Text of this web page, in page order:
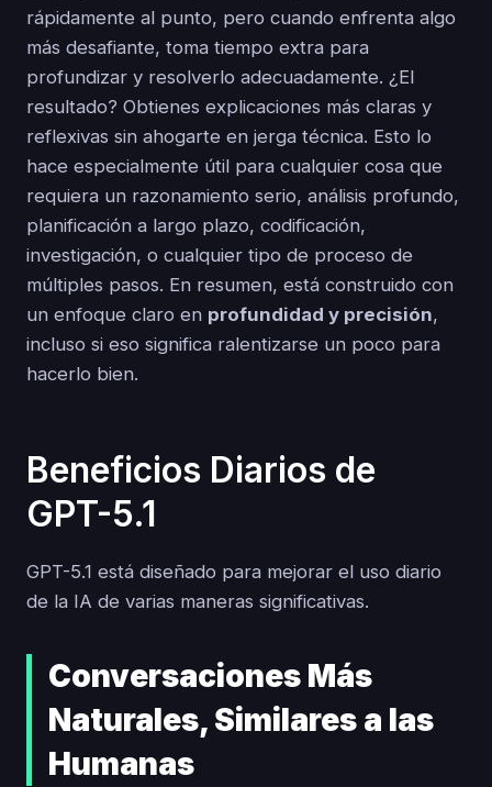
rápidamente al punto, pero cuando enfrenta algo
más desafiante, toma tiempo extra para
profundizar y resolverlo adecuadamente. ¿El
resultado? Obtienes explicaciones más claras y
reflexivas sin ahogarte en jerga técnica. Esto lo
hace especialmente útil para cualquier cosa que
requiera un razonamiento serio, análisis profundo,
planificación a largo plazo, codificación,
investigación, o cualquier tipo de proceso de
múltiples pasos. En resumen, está construido con
un enfoque claro en profundidad y precisión,
incluso si eso significa ralentizarse un poco para
hacerlo bien.
Beneficios Diarios de
GPT-5.1
GPT-5.1 está diseñado para mejorar el uso diario
de la IA de varias maneras significativas.
Conversaciones Más
Naturales, Similares a las
Humanas